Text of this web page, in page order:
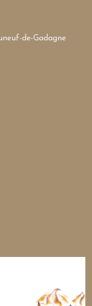
de-Gadagne